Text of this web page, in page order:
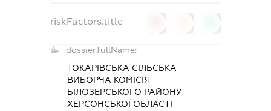
riskFactors.title
dossier.fullName:
ТОКАРІВСЬКА СІЛЬСЬКА
ВИБОРЧА КОМІСІЯ
БІЛОЗЕРСЬКОГО РАЙОНУ
ХЕРСОНСЬКОЇ ОБЛАСТІ